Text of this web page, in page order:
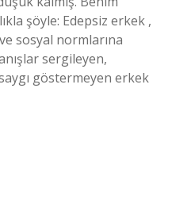
şöyle: Edepsiz erkek ,
sosyal normlarına
sergileyen,
göstermeyen erkek